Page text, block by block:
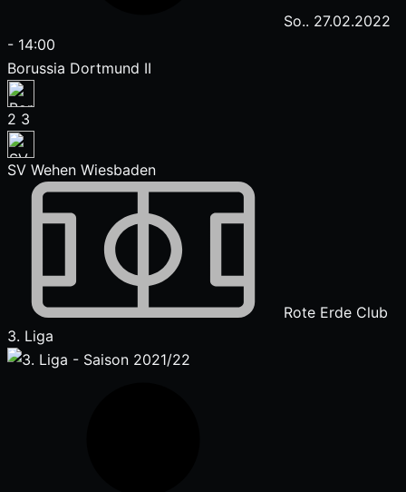
So.. 27.02.2022
- 14:00
Borussia Dortmund II
2 3
SV Wehen Wiesbaden
Rote Erde Club
3. Liga